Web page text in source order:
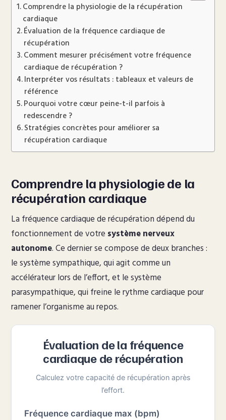
Comprendre la physiologie de la récupération
cardiaque
Évaluation de la fréquence cardiaque de
récupération
Comment mesurer précisément votre fréquence
cardiaque de récupération ?
Interpréter vos résultats : tableaux et valeurs de
référence
Pourquoi votre cœur peine-t-il parfois à
redescendre ?
Stratégies concrètes pour améliorer sa
récupération cardiaque
Comprendre la physiologie de la
récupération cardiaque
La fréquence cardiaque de récupération dépend du
fonctionnement de votre système nerveux
autonome. Ce dernier se compose de deux branches :
le système sympathique, qui agit comme un
accélérateur lors de l’effort, et le système
parasympathique, qui freine le rythme cardiaque pour
ramener l’organisme au repos.
Évaluation de la fréquence
cardiaque de récupération
Calculez votre capacité de récupération après
l’effort.
Fréquence cardiaque max (bpm)